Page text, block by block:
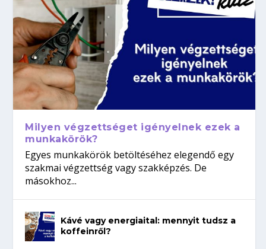
Milyen végzettséget igényelnek ezek a
munkakörök?
Egyes munkakörök betöltéséhez elegendő egy
szakmai végzettség vagy szakképzés. De
másokhoz...
Kávé vagy energiaital: mennyit tudsz a
koffeinről?